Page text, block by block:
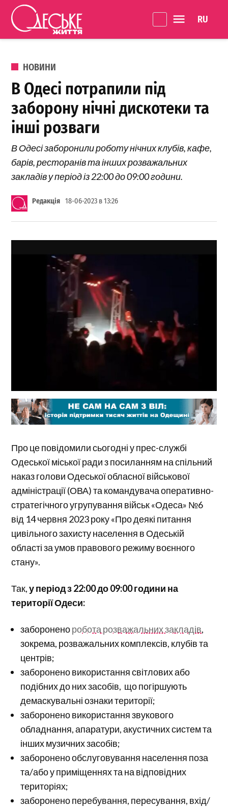
Перейти до вмісту
Життя
ОПУБЛІКОВАНО В
НОВИНИ
В Одесі потрапили під
заборону нічні дискотеки та
інші розваги
В Одесі заборонили роботу нічних клубів, кафе,
барів, ресторанів та інших розважальних
закладів у період із 22:00 до 09:00 години.
Редакція 18-06-2023 в 13:26
Про це повідомили сьогодні у прес-службі
Одеської міської ради з посиланням на спільний
наказ голови Одеської обласної військової
адміністрації (ОВА) та командувача оперативно-
стратегічного угрупування військ «Одеса» №6
від 14 червня 2023 року «Про деякі питання
цивільного захисту населення в Одеській
області за умов правового режиму воєнного
стану».
Так,у період з 22:00 до 09:00 години на
території Одеси:
забороненоробота розважальних закладів,
зокрема, розважальних комплексів, клубів та
центрів;
заборонено використання світлових або
подібних до них засобів, що погіршують
демаскувальні ознаки території;
заборонено використання звукового
обладнання, апаратури, акустичних систем та
інших музичних засобів;
заборонено обслуговування населення поза
та/або у приміщеннях та на відповідних
територіях;
заборонено перебування, пересування, вхід/